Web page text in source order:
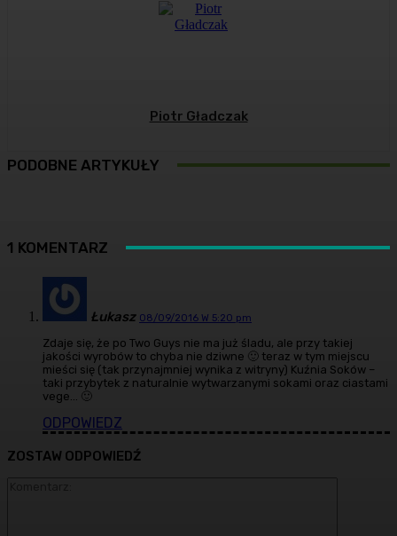
Piotr Gładczak
PODOBNE ARTYKUŁY
1 KOMENTARZ
Łukasz 08/09/2016 W 5:20 pm
Zdaje się, że po Two Guys nie ma już śladu, ale przy takiej
jakości wyrobów to chyba nie dziwne 🙂 teraz w tym miejscu
mieści się (tak przynajmniej wynika z witryny) Kuźnia Soków –
taki przybytek z naturalnie wytwarzanymi sokami oraz ciastami
vege… 🙂
ODPOWIEDZ
ZOSTAW ODPOWIEDŹ